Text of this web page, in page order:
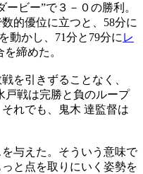
ビー”で３－０の勝利。
的優位に立つと、58分に
動かし、71分と79分に レ
締めた。
を引きずることなく、
戸戦は完勝と負のループ
れでも、鬼木 達監督は
与えた。そういう意味で
と点を取りにいく姿勢を